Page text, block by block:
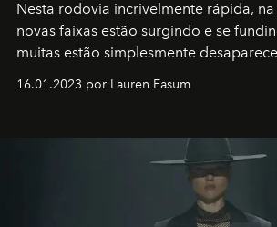
Nesta rodovia incrivelmente rápida,
novas faixas estão surgindo e se
muitas estão simplesmente
transportador AMTD abrindo caminho
por propósitos, com um claro senso de
16.01.2023 por Lauren Easum